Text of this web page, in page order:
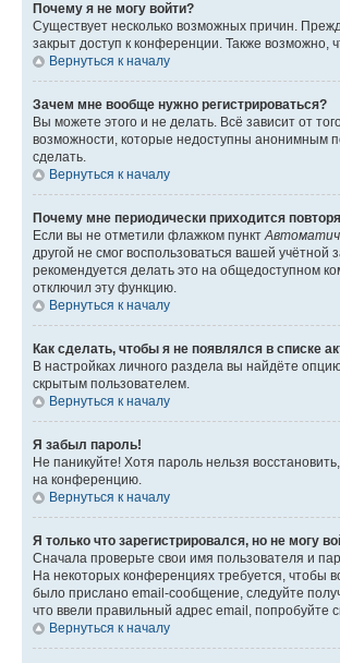
Почему я не могу войти?
Существует несколько возможных причин.
закрыт доступ к конференции. Также возможно,
Вернуться к началу
Зачем мне вообще нужно регистрироваться?
Вы можете этого и не делать. Всё зависит от
возможности, которые недоступны анонимным
сделать.
Вернуться к началу
Почему мне периодически приходится
Если вы не отметили флажком пункт
другой не смог воспользоваться вашей
рекомендуется делать это на общедоступном
отключил эту функцию.
Вернуться к началу
Как сделать, чтобы я не появлялся в списке
В настройках личного раздела вы найдёте
скрытым пользователем.
Вернуться к началу
Я забыл пароль!
Не паникуйте! Хотя пароль нельзя
на конференцию.
Вернуться к началу
Я только что зарегистрировался, но не могу
Сначала проверьте свои имя пользователя и
На некоторых конференциях требуется, чтобы
было прислано email-сообщение, следуйте
что ввели правильный адрес email, попробуйте
Вернуться к началу